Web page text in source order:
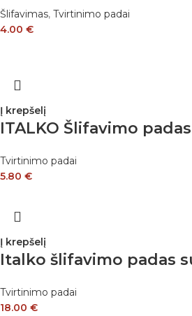
Šlifavimas, Tvirtinimo padai
4.00 €
Į krepšelį
ITALKO Šlifavimo
Tvirtinimo padai
5.80 €
Į krepšelį
Italko šlifavimo padas
Tvirtinimo padai
18.00 €